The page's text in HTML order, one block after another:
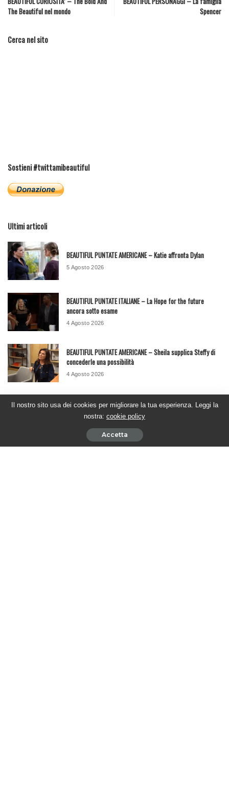
The Beautiful nel mondo
Spencer
Cerca nel sito
Sostieni #twittamibeautiful
Ultimi articoli
BEAUTIFUL PUNTATE AMERICANE – Katie affronta Dylan
5 Agosto 2026
BEAUTIFUL PUNTATE ITALIANE – La Hope for the future
ancora sotto esame
4 Agosto 2026
BEAUTIFUL PUNTATE AMERICANE – Sheila supplica Steffy di
concederle una possibilità
4 Agosto 2026
BEAUTIFUL PUNTATE ITALIANE – Brooke affronta Taylor e
scopre la verità
Il nostro sito usa dei cookies per migliorare la tua esperienza. Leggi la
nostra: cookie policy
Accetta